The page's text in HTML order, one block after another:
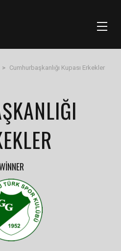
> Cumhurbaşkanlığı Kupası Erkekler